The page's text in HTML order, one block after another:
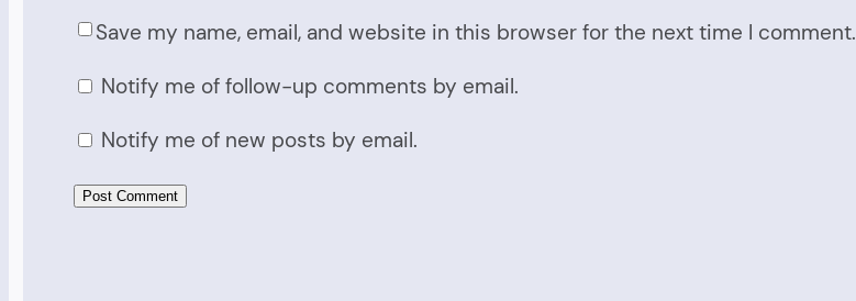
Save my name, email, and website in this browser for the next time I comment.
Notify me of follow-up comments by email.
Notify me of new posts by email.